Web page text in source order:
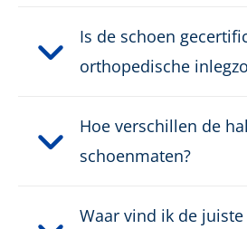
Is de schoen
orthopedische
Hoe verschillen de
schoenmaten?
Waar vind ik de